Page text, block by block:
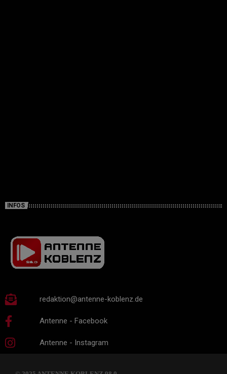
INFOS
redaktion@antenne-koblenz.de
Antenne - Facebook
Antenne - Instagram